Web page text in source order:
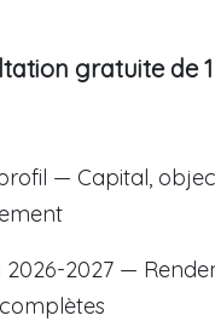
gratuite de 1
— Capital,
2027 —